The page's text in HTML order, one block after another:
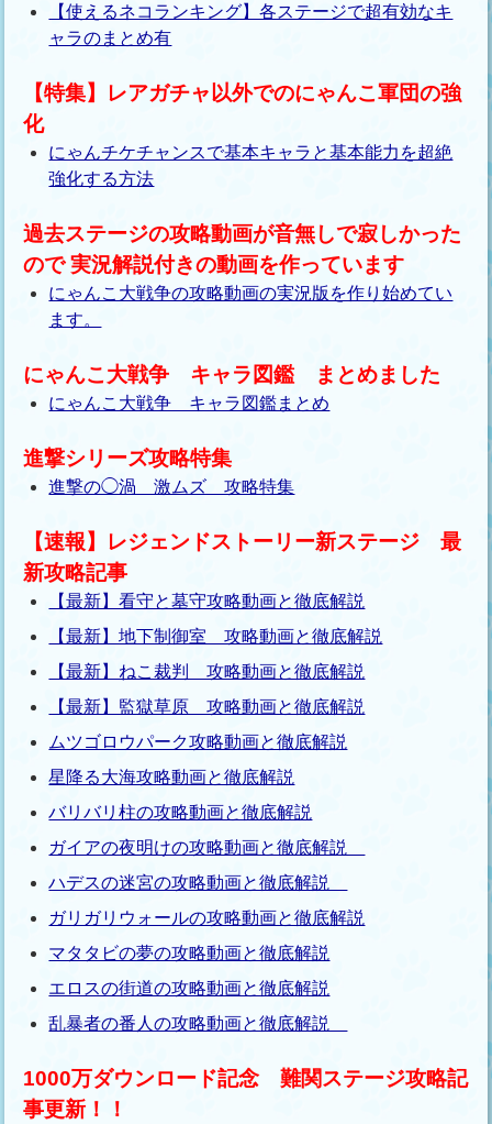
【使えるネコランキング】各ステージで超有効なキ
ャラのまとめ有
【特集】レアガチャ以外でのにゃんこ軍団の強
化
にゃんチケチャンスで基本キャラと基本能力を超絶
強化する方法
過去ステージの攻略動画が音無しで寂しかった
ので 実況解説付きの動画を作っています
にゃんこ大戦争の攻略動画の実況版を作り始めてい
ます。
にゃんこ大戦争 キャラ図鑑 まとめました
にゃんこ大戦争 キャラ図鑑まとめ
進撃シリーズ攻略特集
進撃の◯渦 激ムズ 攻略特集
【速報】レジェンドストーリー新ステージ 最
新攻略記事
【最新】看守と墓守攻略動画と徹底解説
【最新】地下制御室 攻略動画と徹底解説
【最新】ねこ裁判 攻略動画と徹底解説
【最新】監獄草原 攻略動画と徹底解説
ムツゴロウパーク攻略動画と徹底解説
星降る大海攻略動画と徹底解説
バリバリ柱の攻略動画と徹底解説
ガイアの夜明けの攻略動画と徹底解説
ハデスの迷宮の攻略動画と徹底解説
ガリガリウォールの攻略動画と徹底解説
マタタビの夢の攻略動画と徹底解説
エロスの街道の攻略動画と徹底解説
乱暴者の番人の攻略動画と徹底解説
1000万ダウンロード記念 難関ステージ攻略記
事更新！！